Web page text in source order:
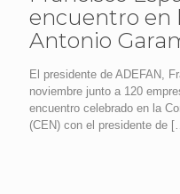
encuentro en
Antonio
El presidente de ADEFAN,
noviembre junto a 120
encuentro celebrado en la
(CEN) con el presidente de